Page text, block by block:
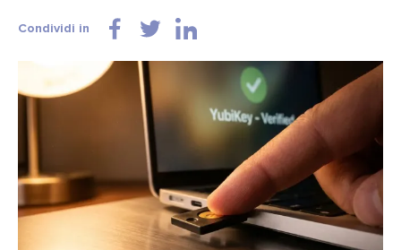
Condividi in